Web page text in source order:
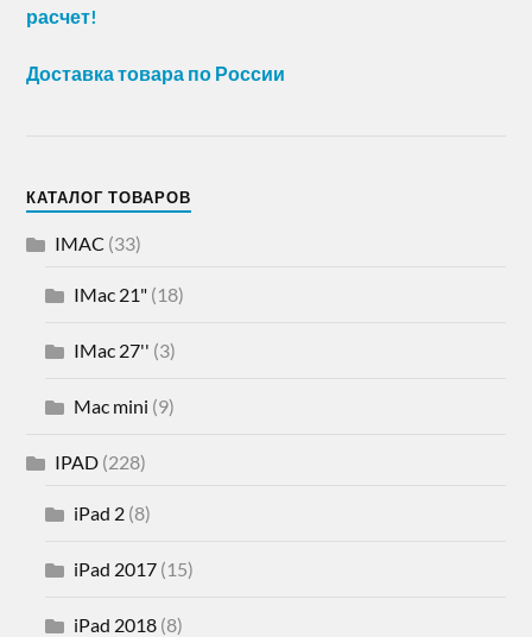
расчет!
Доставка товара по России
КАТАЛОГ ТОВАРОВ
IMAC (33)
IMac 21" (18)
IMac 27'' (3)
Mac mini (9)
IPAD (228)
iPad 2 (8)
iPad 2017 (15)
iPad 2018 (8)